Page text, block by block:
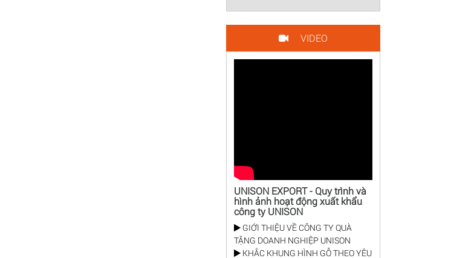
VIDEO
UNISON EXPORT - Quy trình và
hình ảnh hoạt động xuất khẩu
công ty UNISON
GIỚI THIỆU VỀ CÔNG TY QUÀ
TẶNG DOANH NGHIỆP UNISON
KHẮC KHUNG HÌNH GỖ THEO YÊU